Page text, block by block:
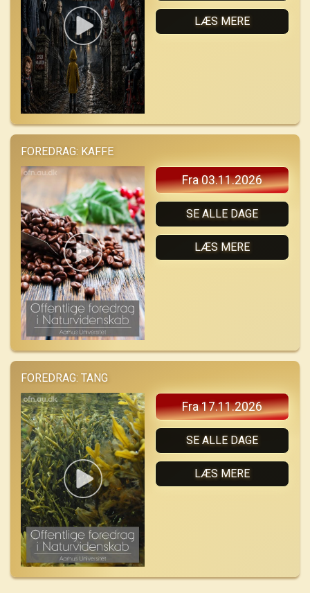
LÆS MERE
FOREDRAG: KAFFE
Fra 03.11.2026
SE ALLE DAGE
LÆS MERE
FOREDRAG: TANG
Fra 17.11.2026
SE ALLE DAGE
LÆS MERE